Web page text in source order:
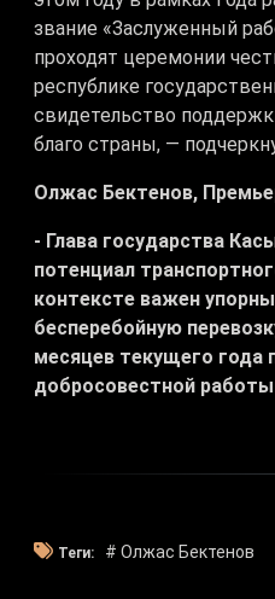
звание «Заслуженный
проходят церемонии
республике
свидетельство
благо страны, —
Олжас Бектенов,
- Глава государства
потенциал
контексте важен
бесперебойную
месяцев текущего года
добросовестной работы
Теги: # Олжас Бектенов